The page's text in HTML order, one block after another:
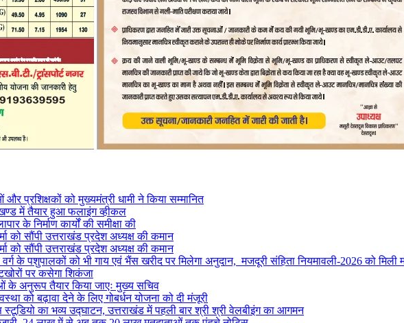
प्रशिक्षकों को मुख्यमंत्री धामी ने किया सम्मानित
में तैयार हुआ फलाइंग व्हीकल
के निर्माण कार्यों की समीक्षा की
को सौंपी उत्तराखंड प्रदेश अध्यक्ष की कमान
को सौंपी उत्तराखंड प्रदेश अध्यक्ष की कमान
वर्ग के पशुपालकों को भी गाय एवं भैंस खरीद पर मिलेगा अनुदान, मजदूरी संहिता नियमावली-2026 को मिली
पर कसेगा शिकंजा
के अनुरूप तैयार किया जाएः मुख्य सचिव
को बढ़ावा देने के लिए गोबर्धन योजना को दी मंजूरी
का भव्य उद्घाटन, उत्तराखंड में पहली बार श्री श्री वेलबीइंग का आगमन